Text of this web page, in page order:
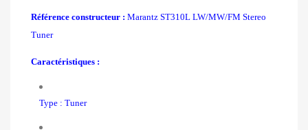
Référence constructeur : Marantz ST310L LW/MW/FM Stereo
Tuner
Caractéristiques :
Type : Tuner